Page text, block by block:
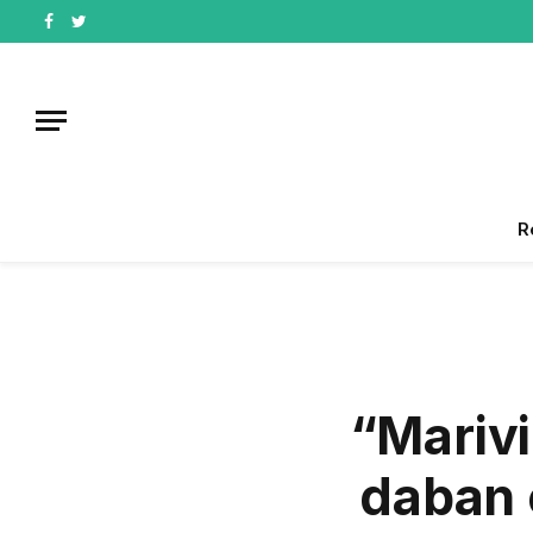
Facebook
Twitter
daban